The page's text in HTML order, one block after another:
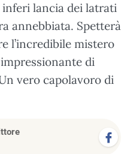
lancia dei latrati
annebbiata. Spetterà
l’incredibile mistero
di
vero capolavoro di